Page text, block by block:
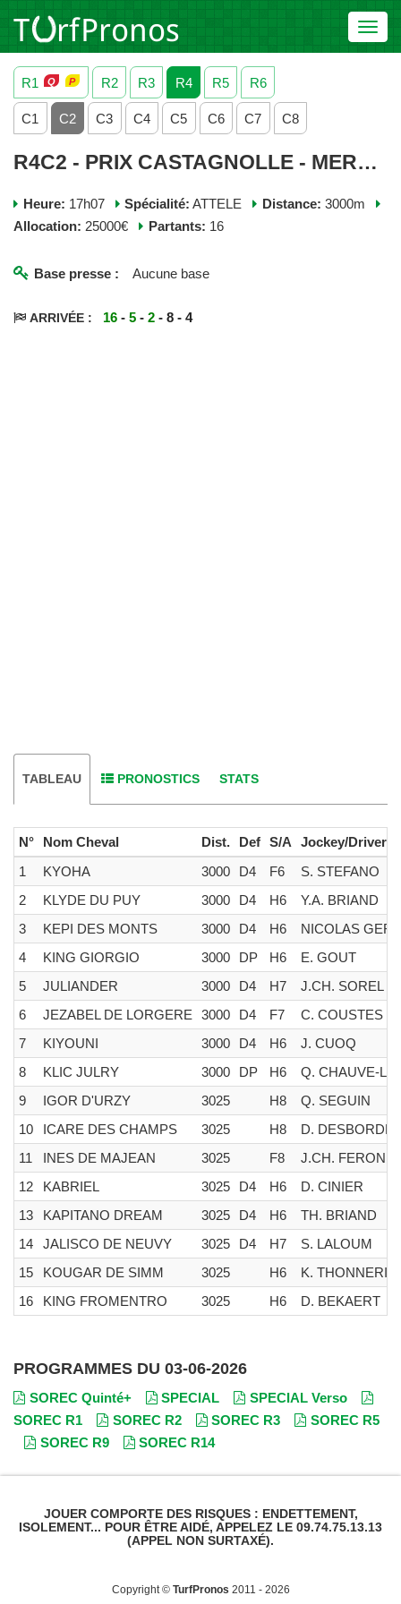
R1
R2 R3 R4 R5 R6
C1 C2 C3 C4 C5 C6 C7 C8
R4C2 - PRIX CASTAGNOLLE - MERCREDI 03 JUIN 2026
Heure: 17h07 Spécialité: ATTELE Distance: 3000m
Allocation: 25000€ Partants: 16
Base presse : Aucune base
ARRIVÉE : 16 -5 -2 - 8 - 4
TABLEAU PRONOSTICS STATS
N° Nom Cheval Dist. Def S/A
Jockey/Driver
1
KYOHA 3000 D4 F6
S. STEFANO
2
KLYDE DU PUY 3000 D4 H6
Y.A. BRIAND
3
KEPI DES MONTS 3000 D4 H6
NICOLAS
4
KING GIORGIO 3000 DP H6
E. GOUT
5
JULIANDER 3000 D4 H7
J.CH. SOREL
6
JEZABEL DE LORGERE 3000 D4 F7
C. COUSTES
7
KIYOUNI 3000 D4 H6
J. CUOQ
8
KLIC JULRY 3000 DP H6
Q. CHAUVE-
9
IGOR D'URZY 3025 H8
Q. SEGUIN
10
ICARE DES CHAMPS 3025 H8
D.
11
INES DE MAJEAN 3025 F8
J.CH. FERON
12
KABRIEL 3025 D4 H6
D. CINIER
13
KAPITANO DREAM 3025 D4 H6
TH. BRIAND
14
JALISCO DE NEUVY 3025 D4 H7
S. LALOUM
15
KOUGAR DE SIMM 3025 H6
K.
16
KING FROMENTRO 3025 H6 D. BEKAERT
PROGRAMMES DU 03-06-2026
SOREC Quinté+ SPECIAL
SPECIAL Verso
SOREC R1
SOREC R2 SOREC R3
SOREC R5
SOREC R9
SOREC R14
JOUER COMPORTE DES RISQUES : ENDETTEMENT,
ISOLEMENT... POUR ÊTRE AIDÉ, APPELEZ LE 09.74.75.13.13
(APPEL NON SURTAXÉ).
Copyright © TurfPronos 2011 - 2026